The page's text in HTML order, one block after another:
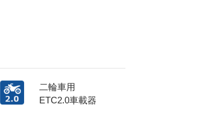
二輪車用
ETC2.0車載器